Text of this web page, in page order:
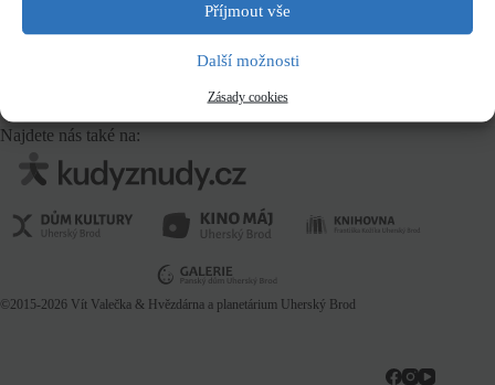
Příjmout vše
Další možnosti
Zásady cookies
Najdete nás také na:
©2015-2026 Vít Valečka & Hvězdárna a planetárium Uherský Brod